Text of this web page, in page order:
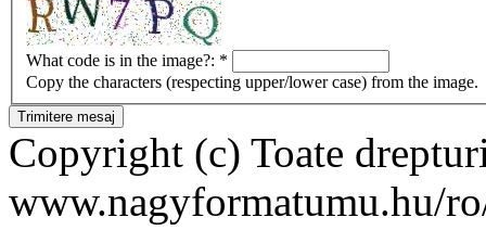
What code is in the image?: *
Copy the characters (respecting upper/lower case) from the image.
Copyright (c) Toate
www.nagyformatumu.hu/